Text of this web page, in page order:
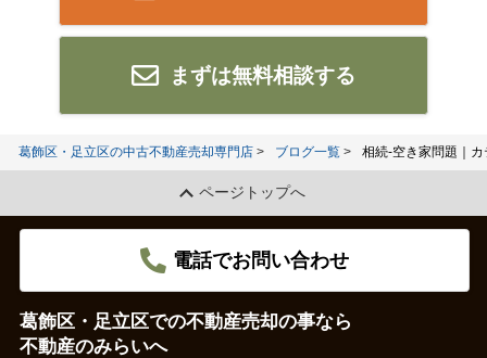
まずは無料相談する
葛飾区・足立区の中古不動産売却専門店 ブログ一覧 相続-空き家問題｜
ページトップへ
電話でお問い合わせ
葛飾区・足立区での不動産売却の事なら
不動産のみらいへ